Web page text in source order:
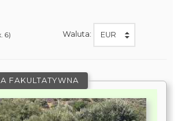
6) Waluta:
FAKULTATYWNA